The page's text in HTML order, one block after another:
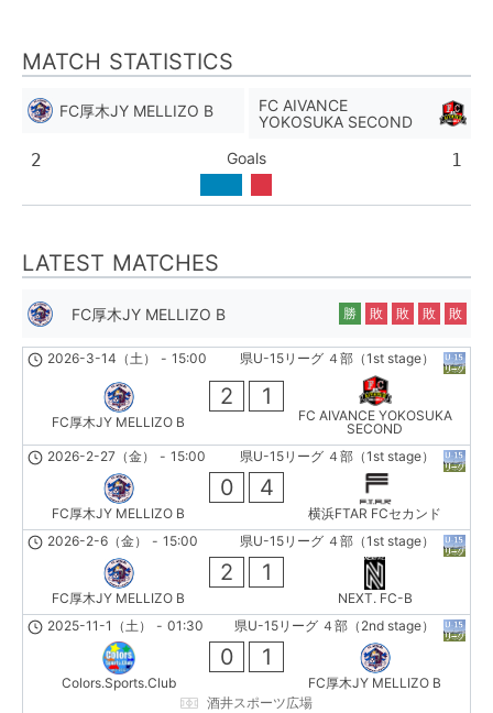
MATCH STATISTICS
FC厚木JY MELLIZO B
FC AIVANCE
YOKOSUKA SECOND
2 Goals 1
LATEST MATCHES
FC厚木JY MELLIZO B 勝 敗 敗 敗 敗
県U-15リーグ ４部（1st stage）
2026-3-14（土） - 15:00
FC厚木JY MELLIZO B
2 1
FC AIVANCE YOKOSUKA
SECOND
県U-15リーグ ４部（1st stage）
2026-2-27（金） - 15:00
FC厚木JY MELLIZO B
0 4
横浜FTAR FCセカンド
県U-15リーグ ４部（1st stage）
2026-2-6（金） - 15:00
FC厚木JY MELLIZO B
2 1
NEXT. FC-B
県U-15リーグ ４部（2nd stage）
2025-11-1（土） - 01:30
Colors.Sports.Club
0 1
FC厚木JY MELLIZO B
酒井スポーツ広場